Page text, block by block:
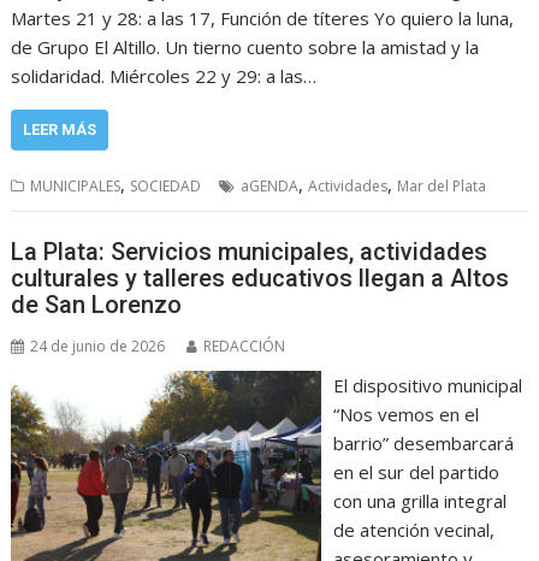
Martes 21 y 28: a las 17, Función de títeres Yo quiero la luna,
de Grupo El Altillo. Un tierno cuento sobre la amistad y la
solidaridad. Miércoles 22 y 29: a las…
LEER MÁS
MUNICIPALES, SOCIEDAD aGENDA,Actividades, Mar del Plata
La Plata: Servicios municipales, actividades
culturales y talleres educativos llegan a Altos
de San Lorenzo
24 de junio de 2026 REDACCIÓN
El dispositivo municipal
“Nos vemos en el
barrio” desembarcará
en el sur del partido
con una grilla integral
de atención vecinal,